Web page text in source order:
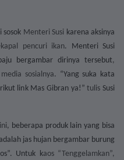
sosok Menteri Susi karena aksinya
pencuri ikan. Menteri Susi
bergambar dirinya tersebut,
media sosialnya. “Yang suka kata
link Mas Gibran ya!”tulisSusi
, beberapa produk lain yang bisa
jas hujan bergambar burung
Untuk kaos “Tenggelamkan”,